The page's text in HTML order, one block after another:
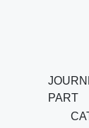
PART